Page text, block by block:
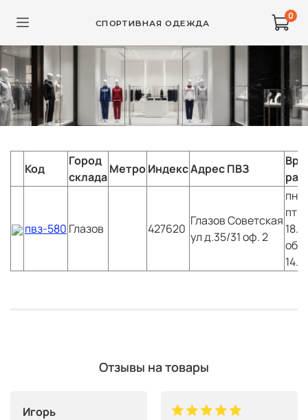
СПОРТИВНАЯ ОДЕЖДА
0
Код
Город
склада
МетроИндексАдрес ПВЗ
пвз-580 Глазов 427620
ГлазовСоветская
ул д.35/31 оф. 2
пн-
Отзывы на товары
Игорь